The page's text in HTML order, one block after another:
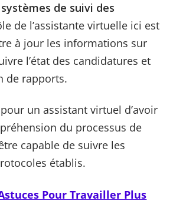
de suivi des
de l’assistante virtuelle ici est
à jour les informations sur
l’état des candidatures et
de rapports.
un assistant virtuel d’avoir
du processus de
capable de suivre les
établis.
Pour Travailler Plus